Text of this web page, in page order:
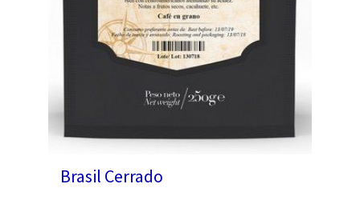
Brasil Cerrado